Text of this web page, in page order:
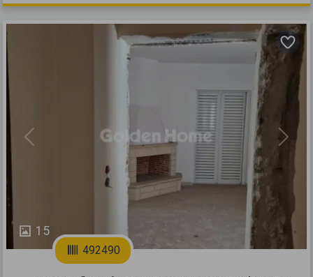
15
Previous Next
492490